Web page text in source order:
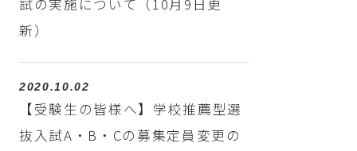
新）
2020.10.02
【受験生の皆様へ】学校推薦型選
抜入試A・B・Cの募集定員変更の